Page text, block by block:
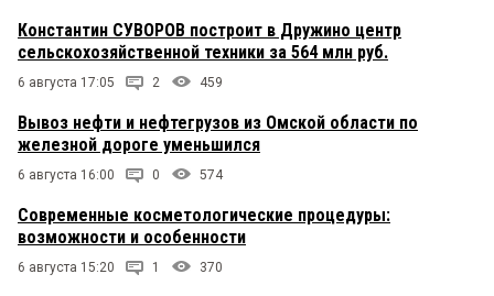
Константин СУВОРОВ построит в Дружино центр
сельскохозяйственной техники за 564 млн руб.
6 августа 17:05 2 459
Вывоз нефти и нефтегрузов из Омской области по
железной дороге уменьшился
6 августа 16:00 0 574
Современные косметологические процедуры:
возможности и особенности
6 августа 15:20 1 370